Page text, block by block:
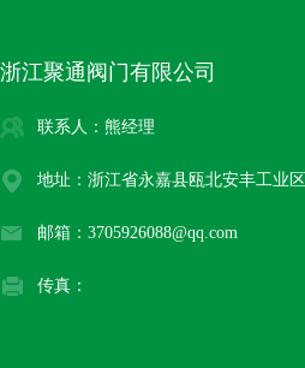
浙江聚通阀门有限公司
联系人：熊经理
地址：浙江省永嘉县瓯北安丰工业区
邮箱：3705926088@qq.com
传真：